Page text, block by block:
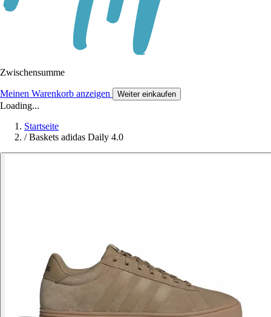
Zwischensumme
Meinen Warenkorb anzeigen Weiter einkaufen
Loading...
Startseite
/ Baskets adidas Daily 4.0